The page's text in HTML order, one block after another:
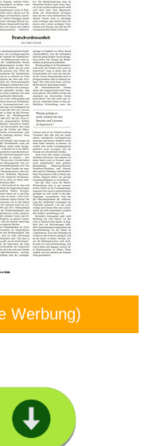
Werbung)